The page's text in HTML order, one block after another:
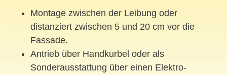
Montage zwischen der Leibung oder
distanziert zwischen 5 und 20 cm vor die
Fassade.
Antrieb über Handkurbel oder als
Sonderausstattung über einen Elektro-